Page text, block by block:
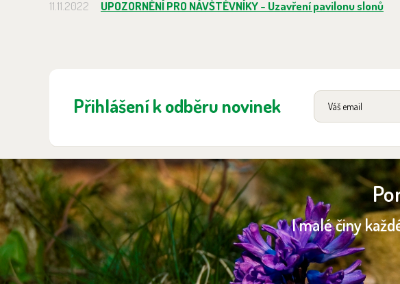
11.11.2022
UPOZORNĚNÍ PRO NÁVŠTĚVNÍKY - Uzavření pavilonu slonů
Přihlášení k odběru novinek
I malé činy